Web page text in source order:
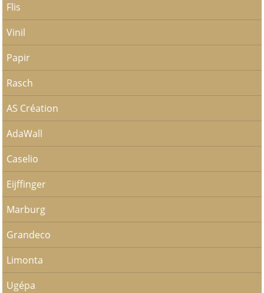
Flis
Vinil
Papir
Rasch
AS Création
AdaWall
Caselio
Eijffinger
Marburg
Grandeco
Limonta
Ugépa